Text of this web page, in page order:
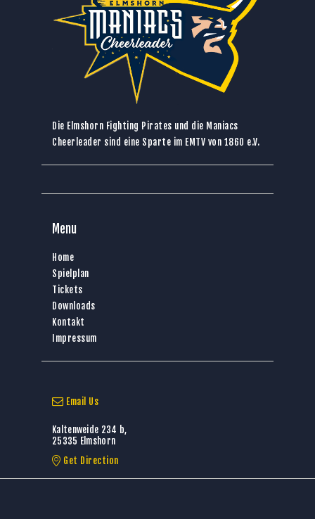
Die Elmshorn Fighting Pirates und die Maniacs
Cheerleader sind eine Sparte im EMTV von 1860 e.V.
Menu
Home
Spielplan
Tickets
Downloads
Kontakt
Impressum
Email Us
Kaltenweide 234 b,
25335 Elmshorn
Get Direction